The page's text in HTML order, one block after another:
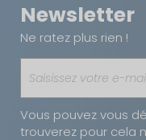
Newsletter
Ne ratez plus rien !
Vous pouvez vous
trouverez pour cela